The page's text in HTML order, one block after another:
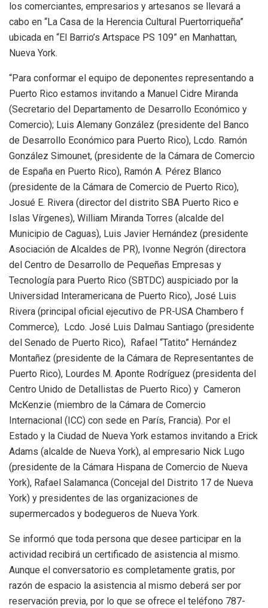
los comerciantes, empresarios y artesanos se llevará a
cabo en “La Casa de la Herencia Cultural Puertorriqueña”
ubicada en “El Barrio’s Artspace PS 109” en Manhattan,
Nueva York.
“Para conformar el equipo de deponentes representando a
Puerto Rico estamos invitando a Manuel Cidre Miranda
(Secretario del Departamento de Desarrollo Económico y
Comercio); Luis Alemany González (presidente del Banco
de Desarrollo Económico para Puerto Rico), Lcdo. Ramón
González Simounet, (presidente de la Cámara de Comercio
de España en Puerto Rico), Ramón A. Pérez Blanco
(presidente de la Cámara de Comercio de Puerto Rico),
Josué E. Rivera (director del distrito SBA Puerto Rico e
Islas Vírgenes), William Miranda Torres (alcalde del
Municipio de Caguas), Luis Javier Hernández (presidente
Asociación de Alcaldes de PR), Ivonne Negrón (directora
del Centro de Desarrollo de Pequeñas Empresas y
Tecnología para Puerto Rico (SBTDC) auspiciado por la
Universidad Interamericana de Puerto Rico), José Luis
Rivera (principal oficial ejecutivo de PR-USA Chambero f
Commerce), Lcdo. José Luis Dalmau Santiago (presidente
del Senado de Puerto Rico), Rafael “Tatito” Hernández
Montañez (presidente de la Cámara de Representantes de
Puerto Rico), Lourdes M. Aponte Rodríguez (presidenta del
Centro Unido de Detallistas de Puerto Rico) y Cameron
McKenzie (miembro de la Cámara de Comercio
Internacional (ICC) con sede en París, Francia). Por el
Estado y la Ciudad de Nueva York estamos invitando a Erick
Adams (alcalde de Nueva York), al empresario Nick Lugo
(presidente de la Cámara Hispana de Comercio de Nueva
York), Rafael Salamanca (Concejal del Distrito 17 de Nueva
York) y presidentes de las organizaciones de
supermercados y bodegueros de Nueva York.
Se informó que toda persona que desee participar en la
actividad recibirá un certificado de asistencia al mismo.
Aunque el conversatorio es completamente gratis, por
razón de espacio la asistencia al mismo deberá ser por
reservación previa, por lo que se ofrece el teléfono 787-